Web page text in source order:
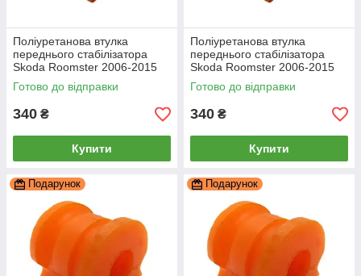
Поліуретанова втулка
переднього стабілізатора
Skoda Roomster 2006-2015
20мм, PP-0089P
Готово до відправки
340 ₴
Купити
Поліуретанова втулка
переднього стабілізатора
Skoda Roomster 2006-2015
20мм ПІД вироблення, PP-
0089P
Готово до відправки
340 ₴
Купити
Подарунок Подарунок